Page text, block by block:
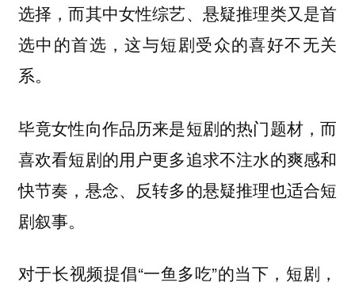
选择，而其中女性综艺、悬疑推理类又是首
选中的首选，这与短剧受众的喜好不无关
系。
毕竟女性向作品历来是短剧的热门题材，而
喜欢看短剧的用户更多追求不注水的爽感和
快节奏，悬念、反转多的悬疑推理也适合短
剧叙事。
对于长视频提倡“一鱼多吃”的当下，短剧，